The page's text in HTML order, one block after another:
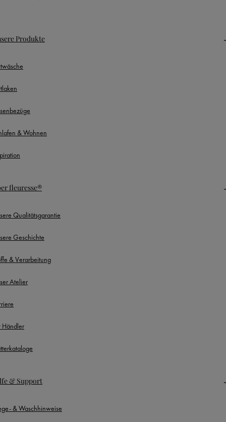
Produkte
& Wohnen
fleuresse®
Qualitätsgarantie
Geschichte
& Verarbeitung
Atelier
Händler
& Support
& Waschhinweise